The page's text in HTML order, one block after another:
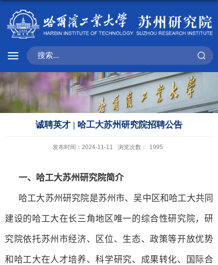
诚聘英才 | 哈工大苏州研究院招聘公告
发布时间：2024-11-11 浏览次数： 1995
一、哈工大苏州研究院简介
哈工大苏州研究院是苏州市、吴中区和哈工大共同
建设的哈工大在长三角地区唯一的综合性研究院，研
究院依托苏州市经济、区位、生态、政策等开放优势
和哈工大在人才培养、科学研究、成果转化、国际合